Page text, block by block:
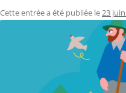
Cette entrée a été publiée le23